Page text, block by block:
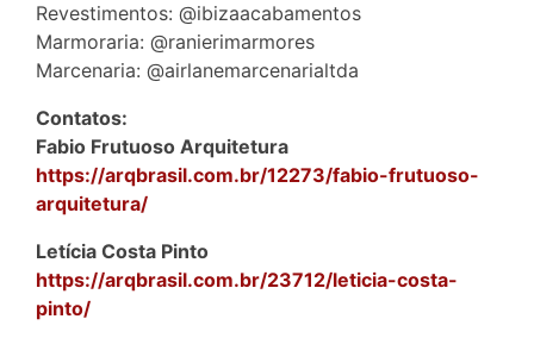
Revestimentos: @ibizaacabamentos
Marmoraria: @ranierimarmores
Marcenaria: @airlanemarcenarialtda
Contatos:
Fabio Frutuoso Arquitetura
https://arqbrasil.com.br/12273/fabio-frutuoso-
arquitetura/
Letícia Costa Pinto
https://arqbrasil.com.br/23712/leticia-costa-
pinto/